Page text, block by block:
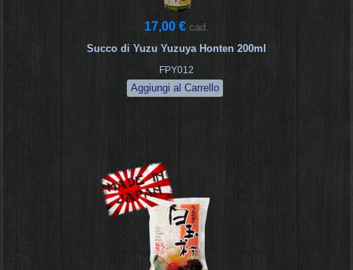
17,00 € cad.
Succo di Yuzu Yuzuya Honten 200ml
FPY012